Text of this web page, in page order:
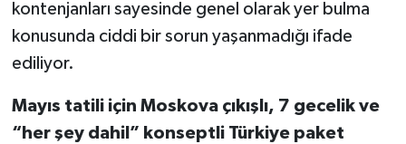
kontenjanları sayesinde genel olarak yer bulma
konusunda ciddi bir sorun yaşanmadığı ifade
ediliyor.
Mayıs tatili için Moskova çıkışlı, 7 gecelik ve
“her şey dahil” konseptli Türkiye paket